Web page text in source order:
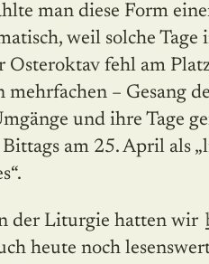
man diese Form
weil solche Tage
fehl am
mehrfachen – Gesang
und ihre Tage
am 25. April als
der Liturgie hatten wir
heute noch